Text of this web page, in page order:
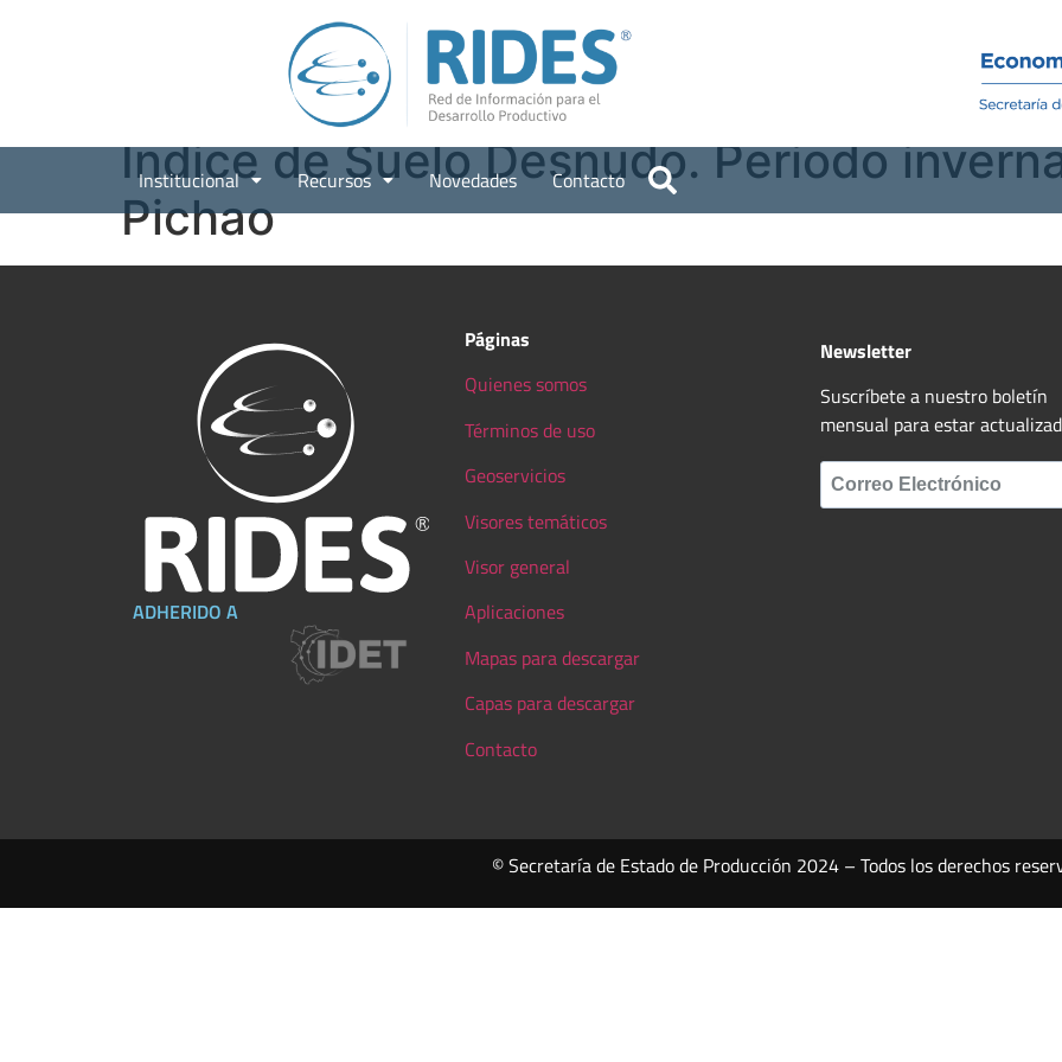
Institucional Recursos Novedades Contacto
Índice de Suelo Desnudo. Periodo
Pichao
ADHERIDO A
Páginas
Quienes somos
Términos de uso
Geoservicios
Visores temáticos
Visor general
Aplicaciones
Mapas para descargar
Capas para descargar
Contacto
Newsletter
Suscríbete a nuestro boletín
mensual para estar
© Secretaría de Estado de Producción 2024 – Todos los derechos